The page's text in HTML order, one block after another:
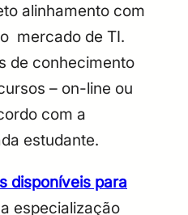
alinhamento com
mercado de TI.
de conhecimento
– on-line ou
com a
estudante.
disponíveis para
especialização